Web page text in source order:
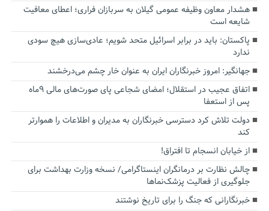
هشدار معاون وظیفه عمومی گیلان به سربازان فراری؛ اعطای معافیت
شایعه است
پاکستان: باید در برابر اسرائیل متحد شویم؛ عادی‌سازی هیچ سودی
ندارد
جهانگیر: امروز خبرنگاران ایران به عنوان خار چشم می‌درخشند
اتفاق عجیب در استقلال؛ امضای شجاعی پای صورت‌های مالی ٩ماه
پس از استعفا
دولت تلاش کرد دسترسی خبرنگاران به مدیران و اطلاعات را هموارتر
کند
از خیابان انسجام تا افتراق!
چالش نظارت بر درمانگران اینستاگرامی/ نسخه وزارت بهداشت برای
جلوگیری از فعالیت پزشک‌نماها
خبرنگارانی که جنگ را برای تاریخ نوشتند